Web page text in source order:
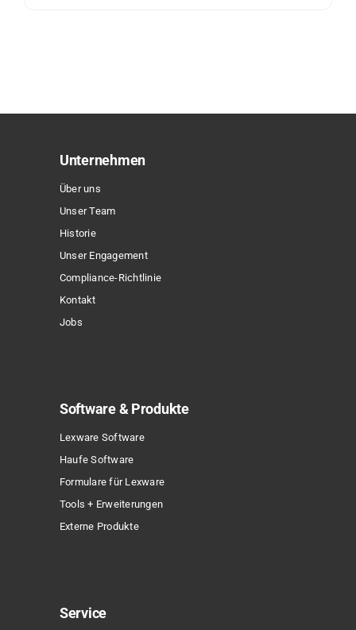
auf.
Optionen
gewählt
werden
Unternehmen
Über uns
Unser Team
Historie
Unser Engagement
Compliance-Richtlinie
Kontakt
Jobs
Software & Produkte
Lexware Software
Haufe Software
Formulare für Lexware
Tools + Erweiterungen
Externe Produkte
Service